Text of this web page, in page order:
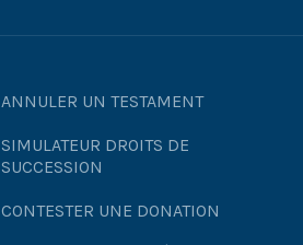
ANNULER UN TESTAMENT
SIMULATEUR DROITS DE
SUCCESSION
CONTESTER UNE DONATION